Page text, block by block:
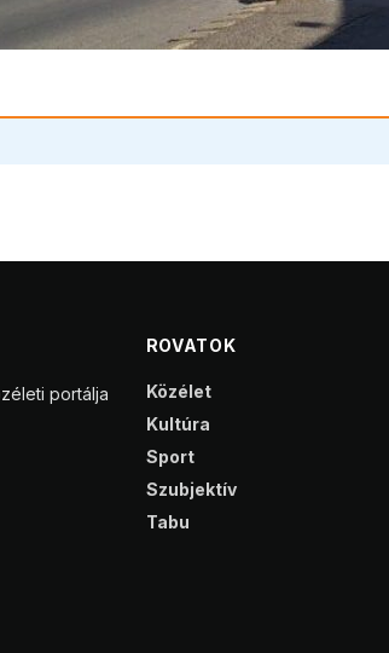
portálja
ROVATOK
Közélet
Kultúra
Sport
Szubjektív
Tabu